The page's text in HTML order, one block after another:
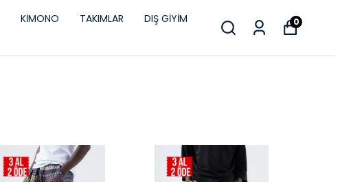
KİMONO TAKIMLAR
DIŞ GİYİM
0